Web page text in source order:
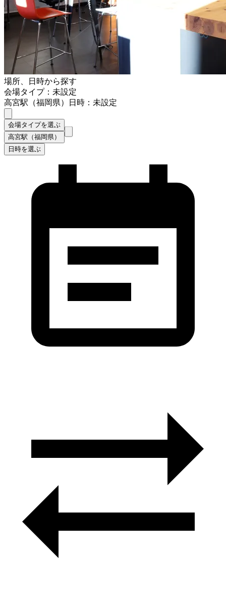
場所、日時から探す
会場タイプ：未設定
高宮駅（福岡県）
日時：未設定
会場タイプを選ぶ
高宮駅（福岡県）
日時を選ぶ